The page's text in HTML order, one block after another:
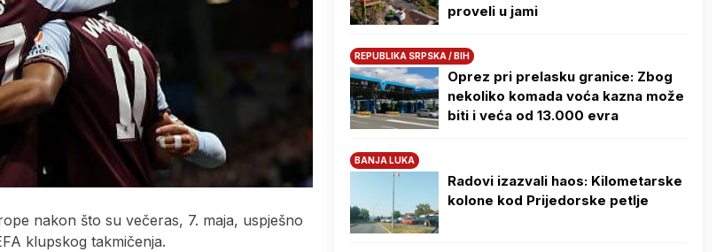
nakon što su večeras, 7. maja, uspješno
klupskog takmičenja.
proveli u jami
REPUBLIKA SRPSKA / BIH
Oprez pri prelasku granice: Zbog
nekoliko komada voća kazna može
biti i veća od 13.000 evra
BANJA LUKA
Radovi izazvali haos: Kilometarske
kolone kod Prijedorske petlje